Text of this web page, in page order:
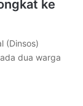
ke
(Dinsos)
dua warga